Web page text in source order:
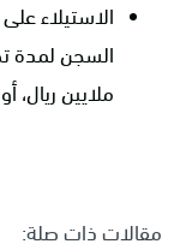
الاستيلاء
ملايين ريال،
مقالات ذات صلة: